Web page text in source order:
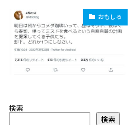
おもしろ
検索
検索